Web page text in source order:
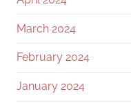
March 2024
February 2024
January 2024